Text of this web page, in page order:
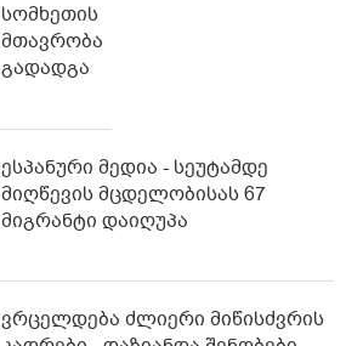
სომხეთის
მთავრობა
გადადგა
ესპანური მედია - სეუტამდე
მიღწევის მცდელობისას 67
მიგრანტი დაიღუპა
ვრცელდება ძლიერი მიწისძვრის